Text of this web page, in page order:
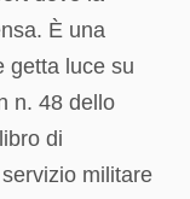
È una
getta luce su
n. 48 dello
di
militare